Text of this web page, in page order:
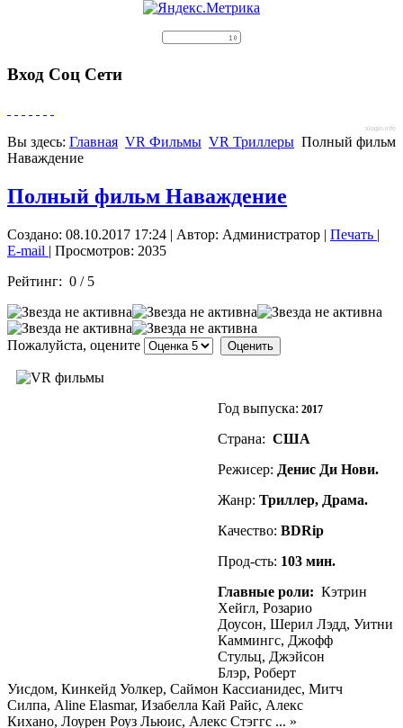
Вход Соц Сети
slogin.info
Вы здесь: Главная VR Фильмы VR Триллеры Полный фильм
Наваждение
Полный фильм Наваждение
Создано: 08.10.2017 17:24 | Автор: Администратор | Печать |
E-mail | Просмотров: 2035
Рейтинг: 0 / 5
Пожалуйста, оцените
Год выпуска: 2017
Страна: США
Режисер: Денис Ди Нови.
Жанр: Триллер, Драма.
Качество: BDRip
Прод-сть: 103 мин.
Главные роли: Кэтрин
Хейгл, Розарио
Доусон, Шерил Лэдд, Уитни
Каммингс, Джофф
Стульц, Джэйсон
Блэр, Роберт
Уисдом, Кинкейд Уолкер, Саймон Кассианидес, Митч
Силпа, Aline Elasmar, Изабелла Кай Райс, Алекс
Кихано, Лоурен Роуз Льюис, Алекс Стэггс ... »